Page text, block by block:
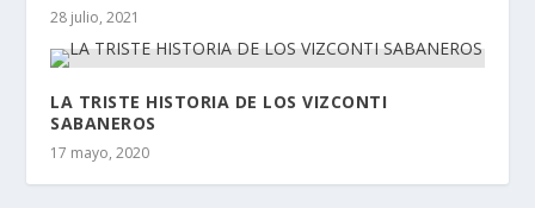
28 julio, 2021
LA TRISTE HISTORIA DE LOS VIZCONTI
SABANEROS
17 mayo, 2020